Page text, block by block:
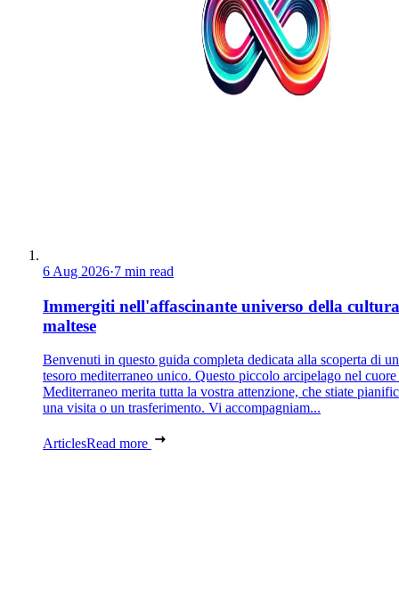
6 Aug 2026·7 min read
Immergiti nell'affascinante universo della cultura
maltese
Benvenuti in questo guida completa dedicata alla scoperta di un
tesoro mediterraneo unico. Questo piccolo arcipelago nel
Mediterraneo merita tutta la vostra attenzione, che stiate
una visita o un trasferimento. Vi accompagniam...
ArticlesRead more